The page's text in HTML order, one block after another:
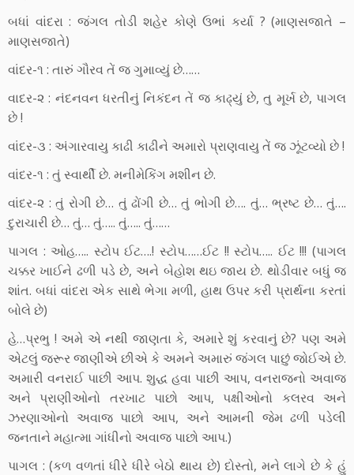
બધાં વાંદરા : જંગલ તોડી શહેર કોણે ઉભાં કર્યા ? (માણસજાતે –
માણસજાતે)
વાંદર-૧ : તારું ગૌરવ તેં જ ગુમાવ્યું છે……
વાદર-૨ : નંદનવન ધરતીનું નિકંદન તેં જ કાઢ્યું છે, તુ મૂર્ખ છે, પાગલ
છે !
વાંદર-૩ : અંગારવાયુ કાઢી કાઢીને અમારો પ્રાણવાયુ તેં જ ઝૂંટવ્યો છે !
વાંદર-૧ : તું સ્વાર્થી છે. મનીમેકિંગ મશીન છે.
વાંદર-૨ : તું રોગી છે… તું ઢોંગી છે… તું ભોગી છે…. તું… ભ્રષ્ટ છે… તું….
દુરાચારી છે… તું… તું….. તું….. તું……
પાગલ : ઓહ….. સ્ટોપ ઈટ….! સ્ટોપ……ઈટ !! સ્ટોપ….. ઈટ !!! (પાગલ
ચક્કર ખાઈને ઢળી પડે છે, અને બેહોશ થઇ જાય છે. થોડીવાર બધું જ
શાંત. બધાં વાંદરા એક સાથે ભેગા મળી, હાથ ઉપર કરી પ્રાર્થના કરતાં
બોલે છે)
હે…પ્રભુ ! અમે એ નથી જાણતા કે, અમારે શું કરવાનું છે? પણ અમે
એટલું જરૂર જાણીએ છીએ કે અમને અમારું જંગલ પાછું જોઈએ છે.
અમારી વનરાઈ પાછી આપ. શુદ્ધ હવા પાછી આપ, વનરાજનો અવાજ
અને પ્રાણીઓનો તરખાટ પાછો આપ, પક્ષીઓનો કલરવ અને
ઝરણાઓનો અવાજ પાછો આપ, અને આમની જેમ ઢળી પડેલી
જનતાને મહાત્મા ગાંધીનો અવાજ પાછો આપ.)
પાગલ : (કળ વળતાં ધીરે ધીરે બેઠો થાય છે) દોસ્તો, મને લાગે છે કે હું